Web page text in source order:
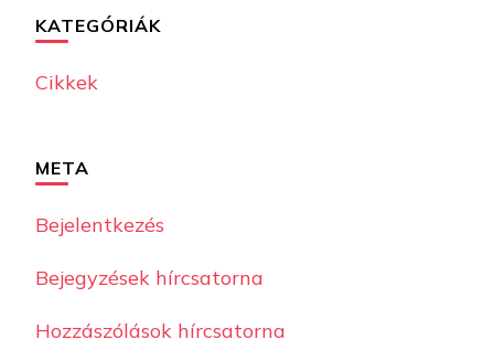
KATEGÓRIÁK
Cikkek
META
Bejelentkezés
Bejegyzések hírcsatorna
Hozzászólások hírcsatorna